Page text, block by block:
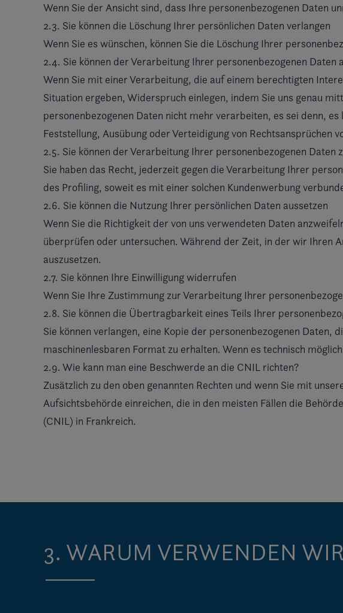
Wenn Sie der Ansicht sind, dass Ihre personenbezogenen Daten
2.3. Sie können die Löschung Ihrer persönlichen Daten verlangen
Wenn Sie es wünschen, können Sie die Löschung Ihrer
2.4. Sie können der Verarbeitung Ihrer personenbezogenen
Wenn Sie mit einer Verarbeitung, die auf einem berechtigten
Situation ergeben, Widerspruch einlegen, indem Sie uns genau
personenbezogenen Daten nicht mehr verarbeiten, es sei denn,
Feststellung, Ausübung oder Verteidigung von Rechtsansprüchen
2.5. Sie können der Verarbeitung Ihrer personenbezogenen
Sie haben das Recht, jederzeit gegen die Verarbeitung Ihrer
des Profiling, soweit es mit einer solchen Kundenwerbung
2.6. Sie können die Nutzung Ihrer persönlichen Daten aussetzen
Wenn Sie die Richtigkeit der von uns verwendeten Daten
überprüfen oder untersuchen. Während der Zeit, in der wir Ihren
auszusetzen.
2.7. Sie können Ihre Einwilligung widerrufen
Wenn Sie Ihre Zustimmung zur Verarbeitung Ihrer
2.8. Sie können die Übertragbarkeit eines Teils Ihrer
Sie können verlangen, eine Kopie der personenbezogenen
maschinenlesbaren Format zu erhalten. Wenn es technisch
2.9. Wie kann man eine Beschwerde an die CNIL richten?
Zusätzlich zu den oben genannten Rechten und wenn Sie mit
Aufsichtsbehörde einreichen, die in den meisten Fällen die
(CNIL) in Frankreich.
3. WARUM VERWENDEN